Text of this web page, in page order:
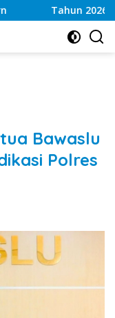
Tahun 2026,
Bawaslu
Polres